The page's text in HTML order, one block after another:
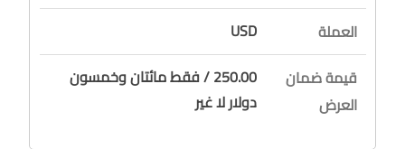
العملة
USD
قيمة ضمان
العرض
250.00 / فقط مائتان وخمسون
دولار لا غير